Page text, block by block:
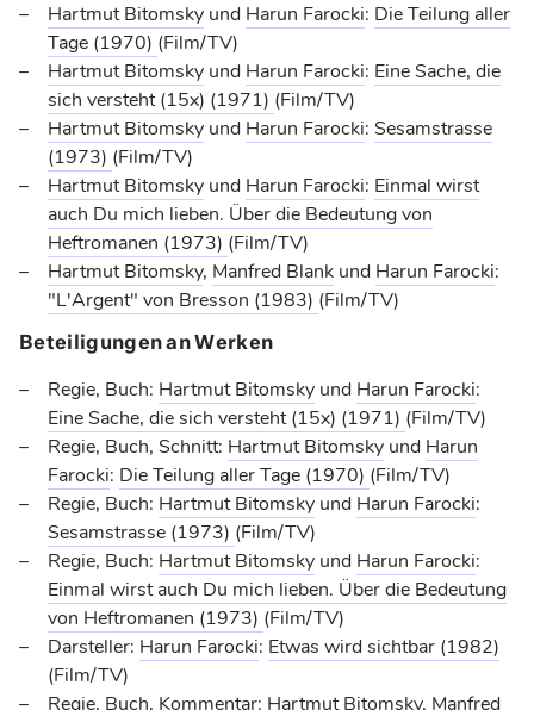
Hartmut Bitomsky und Harun Farocki: Die Teilung aller
Tage (1970) (Film/TV)
Hartmut Bitomsky und Harun Farocki: Eine Sache, die
sich versteht (15x) (1971) (Film/TV)
Hartmut Bitomsky und Harun Farocki: Sesamstrasse
(1973) (Film/TV)
Hartmut Bitomsky und Harun Farocki: Einmal wirst
auch Du mich lieben. Über die Bedeutung von
Heftromanen (1973) (Film/TV)
Hartmut Bitomsky, Manfred Blank und Harun Farocki:
"L'Argent" von Bresson (1983) (Film/TV)
Beteiligungen an Werken
Regie, Buch: Hartmut Bitomsky und Harun Farocki:
Eine Sache, die sich versteht (15x) (1971) (Film/TV)
Regie, Buch, Schnitt: Hartmut Bitomsky und Harun
Farocki: Die Teilung aller Tage (1970) (Film/TV)
Regie, Buch: Hartmut Bitomsky und Harun Farocki:
Sesamstrasse (1973) (Film/TV)
Regie, Buch: Hartmut Bitomsky und Harun Farocki:
Einmal wirst auch Du mich lieben. Über die Bedeutung
von Heftromanen (1973) (Film/TV)
Darsteller: Harun Farocki: Etwas wird sichtbar (1982)
(Film/TV)
Regie, Buch, Kommentar: Hartmut Bitomsky, Manfred